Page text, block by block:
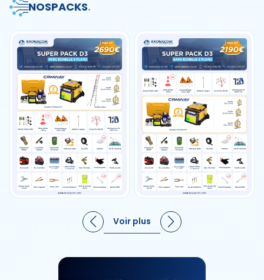
NOSPACKS.
Voir plus